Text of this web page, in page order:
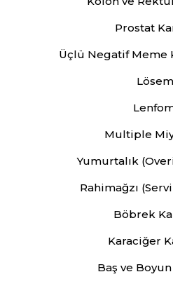
Prostat
Üçlü Negatif Meme
Multiple
Yumurtalık
Rahimağzı
Böbrek
Karaciğer
Baş ve